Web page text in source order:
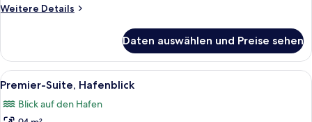
View
Weitere Details
Weitere
Premier
Room
-
View
Daten auswählen und Preise sehen
Alle
Fotos
für
Ein modernes Hotelzimmer mit Blick
6
Premier-Suite, Hafenblick
Blick auf den Hafen